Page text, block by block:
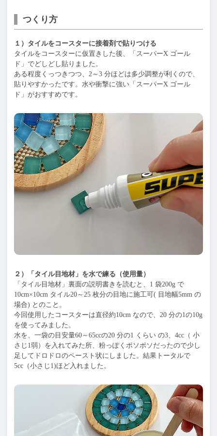
つくり方
１）タイルをコースターに接着剤で貼りつける
タイルをコースターに仮置きした後、「スーパーX ゴール
ド」でどしどし貼りました。
ある程度くっつきつつ、2～3 分ほどは多少調整が利くので、
貼りやすかったです。水や衝撃に強い「スーパーX ゴール
ド」がおすすめです。
２）「タイル目地材」を水で練る（使用量）
「タイル目地材」裏面の説明書きを読むと、1 袋200g で
10cm×10cm タイル20～25 枚分の目地に施工可( 目地幅5mm の
場合) とのこと。
今回使用したコースターは直径約10cm なので、20 分の1の10g
を使ってみました。
水を、一袋の目安量60～65ccの20 分の1 くらい の3、4cc（ 小
さじ1弱）を入れてみた所、粉っぽくポソポソだったので少し
足してドロドロのペースト状にしました。結果トータルで
5cc（小さじ1)ほど入れました。